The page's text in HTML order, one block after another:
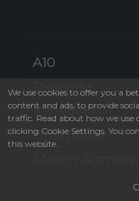
A10
Търгове
Купувам
Продавам
We use cookies to offer you a
content and ads, to provide
traffic. Read about how we
clicking Cookie Settings. You
this website.